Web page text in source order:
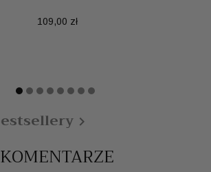
Cena
109,00 zł

KOMENTARZE